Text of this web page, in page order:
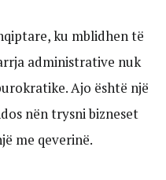
ku mblidhen të
administrative nuk
Ajo është një
nën trysni bizneset
me qeverinë.